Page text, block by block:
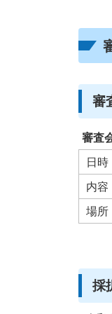
審
審査
日時
内容
場所
採